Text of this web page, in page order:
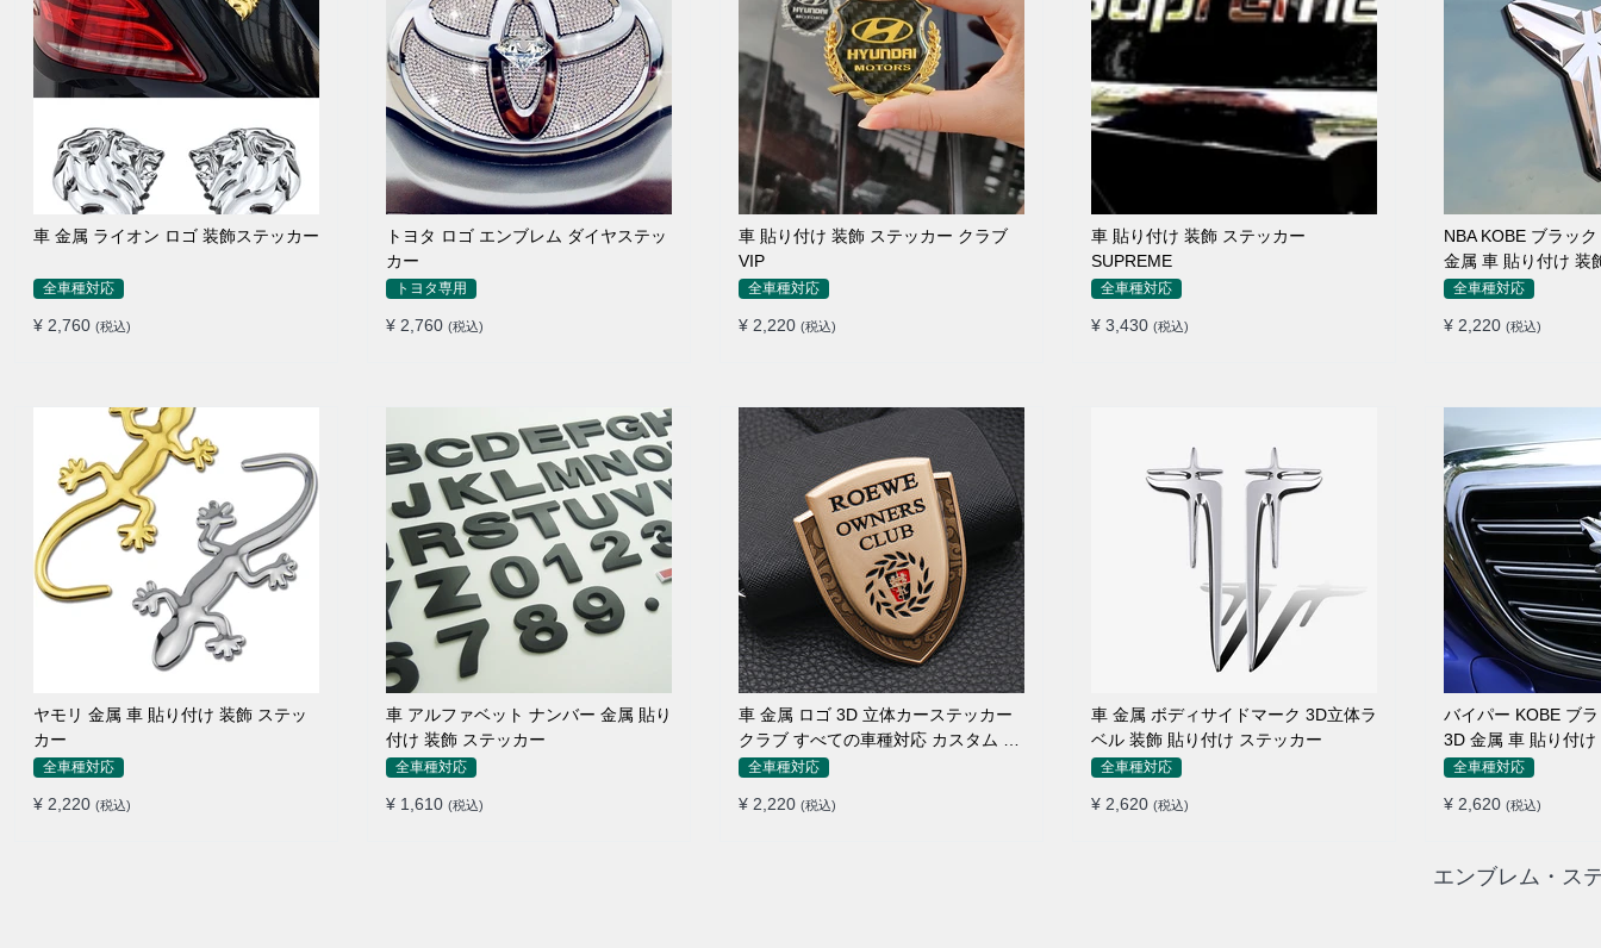
車 金属 ライオン ロゴ 装飾ステッカー
全車種対応
¥ 2,760 (税込)
トヨタ ロゴ エンブレム ダイヤステッ
カー
トヨタ専用
¥ 2,760 (税込)
車 貼り付け 装飾 ステッカー クラブ
VIP
全車種対応
¥ 2,220 (税込)
車 貼り付け 装飾 ステッカー
SUPREME
全車種対応
¥ 3,430 (税込)
NBA KOBE ブラッ
金属 車 貼り付け 装
全車種対応
¥ 2,220 (税込)
ヤモリ 金属 車 貼り付け 装飾 ステッ
カー
全車種対応
¥ 2,220 (税込)
車 アルファベット ナンバー 金属 貼り
付け 装飾 ステッカー
全車種対応
¥ 1,610 (税込)
車 金属 ロゴ 3D 立体カーステッカー
クラブ すべての車種対応 カスタム サ
イドポスト
全車種対応
¥ 2,220 (税込)
車 金属 ボディサイドマーク 3D立体ラ
ベル 装飾 貼り付け ステッカー
全車種対応
¥ 2,620 (税込)
バイパー KOBE ブ
3D 金属 車 貼り付
全車種対応
¥ 2,620 (税込)
エンブレム・ス